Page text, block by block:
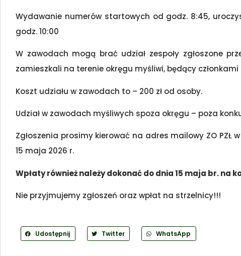
Wydawanie numerów startowych od godz. 8:45,
godz. 10:00
W zawodach mogą brać udział zespoły zgłoszone
zamieszkali na terenie okręgu myśliwi, będący
Koszt udziału w zawodach to – 200 zł od osoby.
Udział w zawodach myśliwych spoza okręgu – poza
Zgłoszenia prosimy kierować na adres mailowy ZO PZŁ
15 maja 2026 r.
Wpłaty również należy dokonać do dnia 15 maja br. na
Nie przyjmujemy zgłoszeń oraz wpłat na strzelnicy!!!
Udostępnij Twitter WhatsApp